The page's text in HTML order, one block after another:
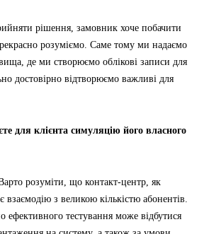
рішення, замовник хоче побачити
розуміємо. Саме тому ми надаємо
де ми створюємо облікові записи для
достовірно відтворюємо важливі для
для клієнта симуляцію його власного
розуміти, що контакт-центр, як
взаємодію з великою кількістю абонентів.
ефективного тестування може відбутися